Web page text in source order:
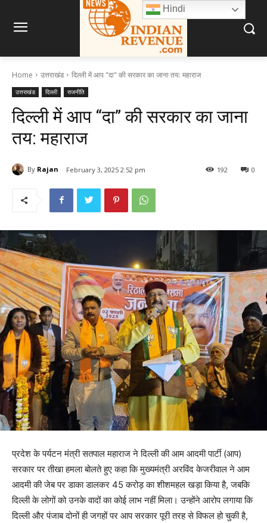
Home उत्तराखंड दिल्ली में आप "दा" की सरकार का जाना तय: महाराज
उत्तराखंड दिल्ली राजनीति
दिल्ली में आप “दा” की सरकार का जाना
तय: महाराज
By Rajan February 3, 2025 2:52 pm 0
192
प्रदेश के पर्यटन मंत्री सतपाल महाराज ने दिल्ली की आम आदमी पार्टी (आप)
सरकार पर तीखा हमला बोलते हुए कहा कि मुख्यमंत्री अरविंद केजरीवाल ने आम
आदमी की जेब पर डाका डालकर 45 करोड़ का शीशमहल खड़ा किया है, जबकि
दिल्ली के लोगों को उनके वादों का कोई लाभ नहीं मिला। उन्होंने आरोप लगाया कि
दिल्ली और पंजाब दोनों ही जगहों पर आप सरकार पूरी तरह से विफल हो चुकी है,
Hindi